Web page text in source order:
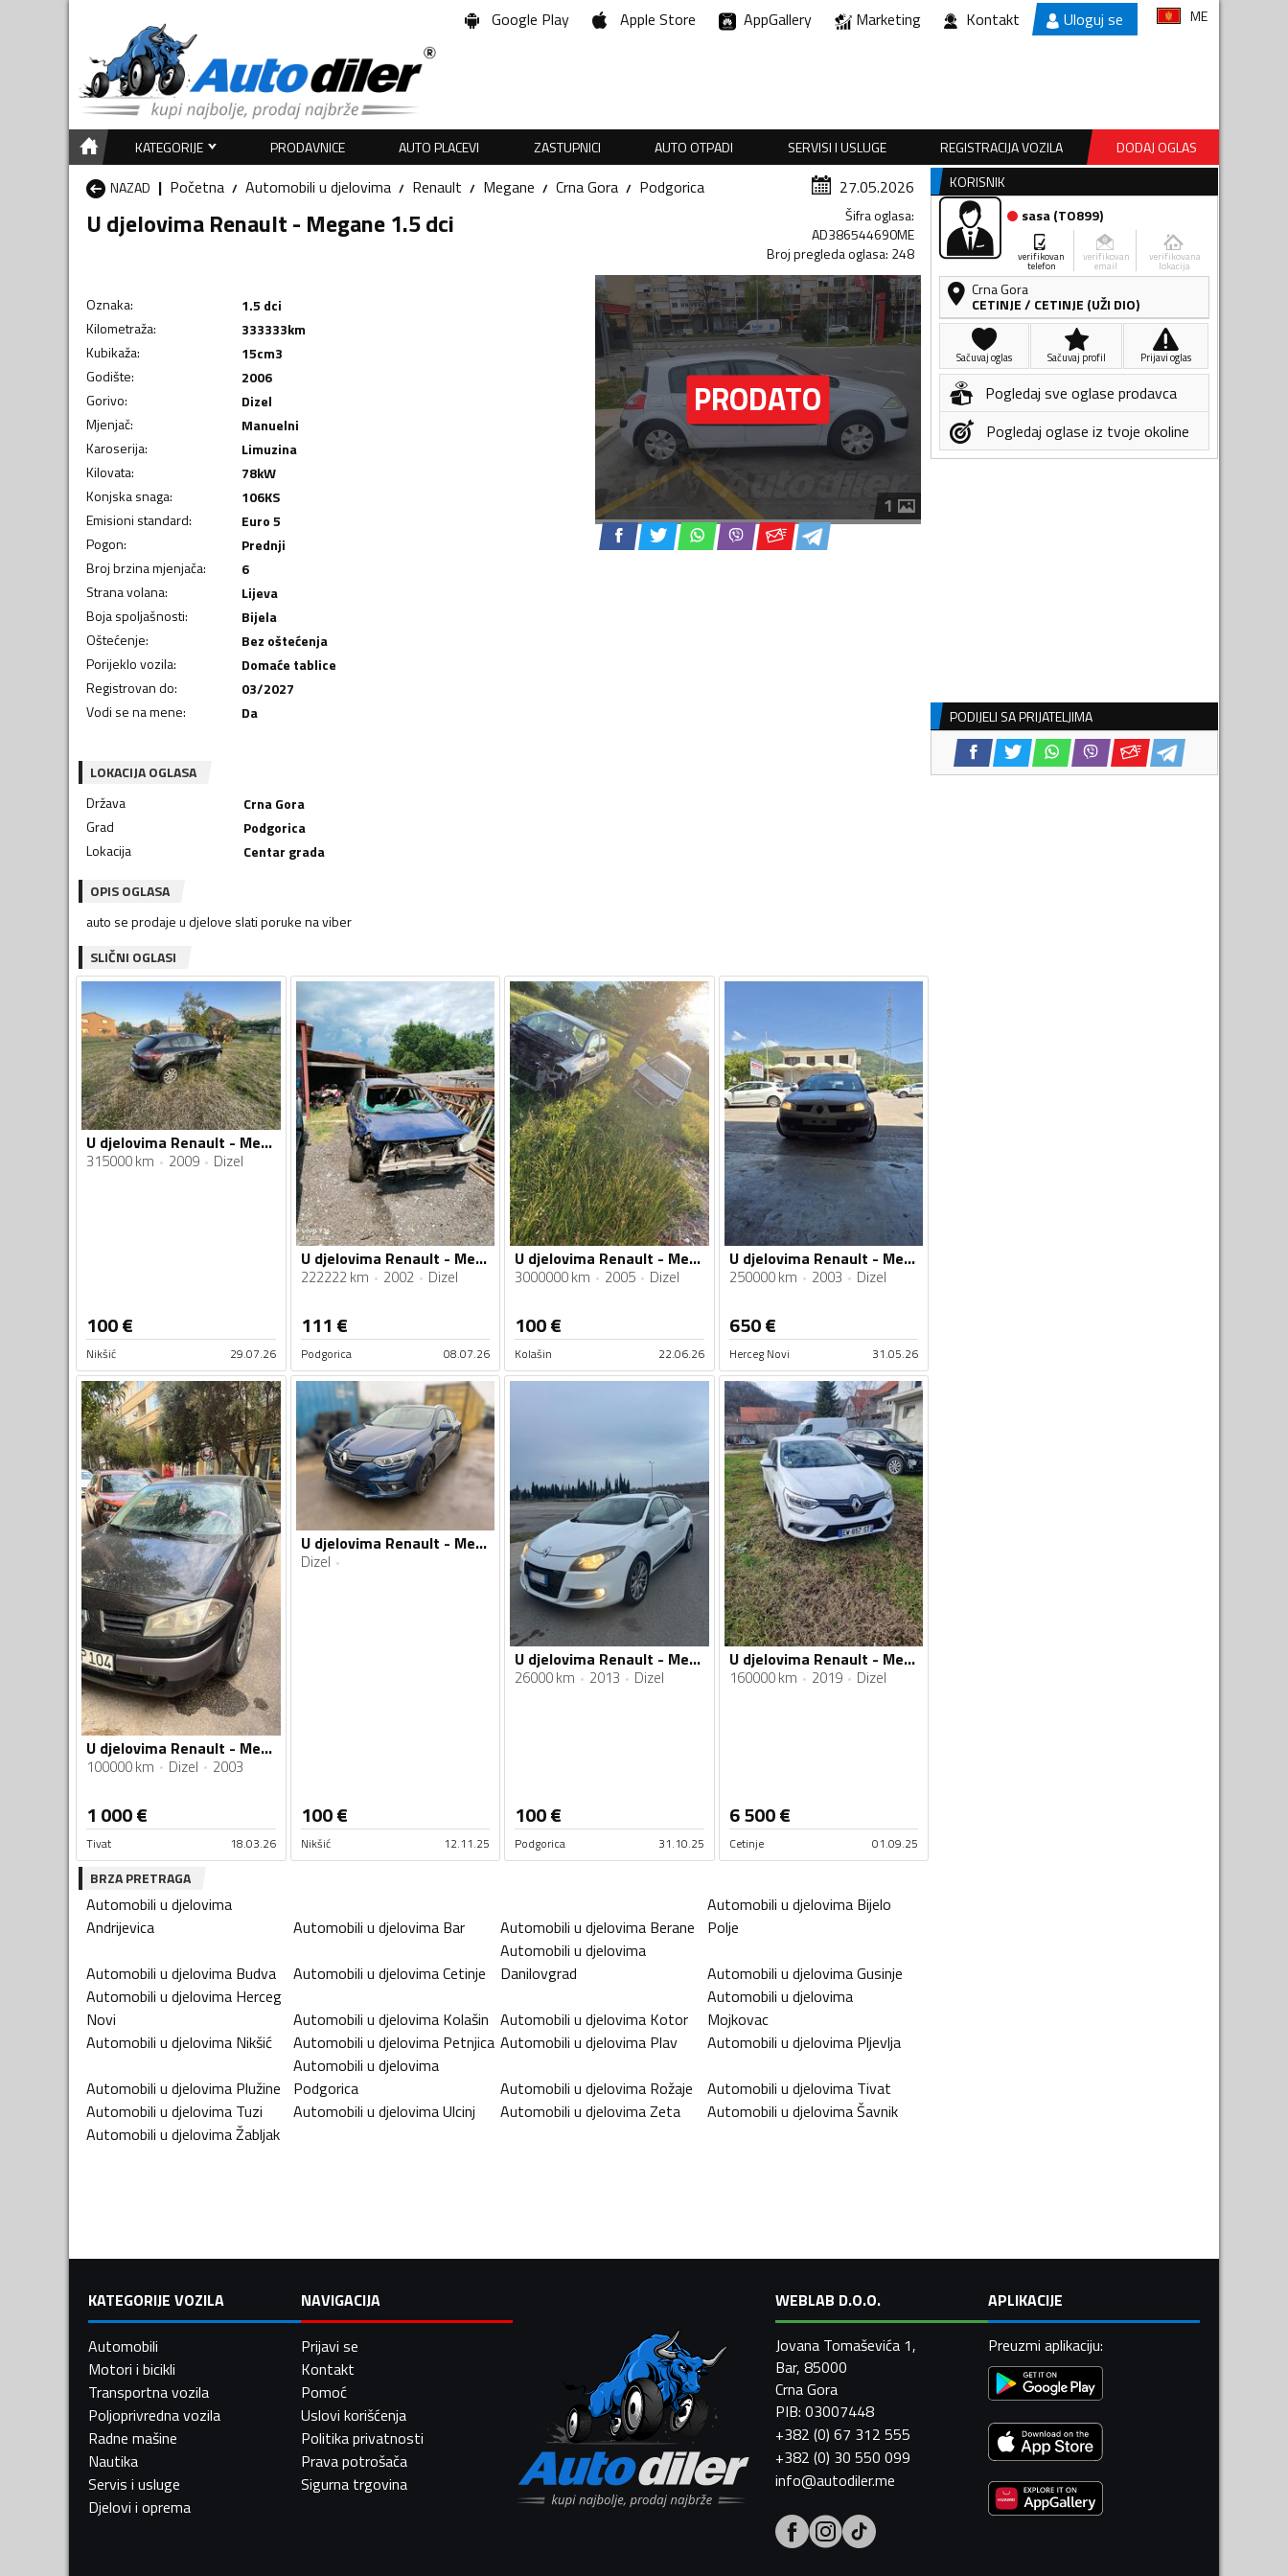
Google Play Apple Store AppGallery Marketing Kontakt Uloguj se ME
KATEGORIJE PRODAVNICE AUTO PLACEVI ZASTUPNICI AUTO OTPADI SERVISI I USLUGE REGISTRACIJA VOZILA
DODAJ OGLAS
NAZAD
Početna Automobili u djelovima Renault Megane Crna Gora Podgorica 27.05.2026
U djelovima Renault - Megane 1.5 dci Šifra oglasa:
AD386544690ME
Broj pregleda oglasa: 248
Oznaka:
1.5 dci
Kilometraža: 333333km
Kubikaža: 15cm3
Godište:
2006
Gorivo:
Dizel
Mjenjač:
Manuelni
Karoserija:
Limuzina
Kilovata: 78kW
Konjska snaga: 106KS
Emisioni standard:
Euro 5
Pogon:
Prednji
Broj brzina mjenjača:
6
Strana volana:
Lijeva
Boja spoljašnosti:
Bijela
Oštećenje:
Bez oštećenja
Porijeklo vozila:
Domaće tablice
Registrovan do:
03/2027
Vodi se na mene: Da
1
LOKACIJA OGLASA
Država
Crna Gora
Grad
Podgorica
Lokacija
Centar grada
OPIS OGLASA
auto se prodaje u djelove slati poruke na viber
SLIČNI OGLASI
U djelovima Renault - Megane 1.5dci
315000 km 2009 Dizel
100€
Nikšić 29.07.26
U djelovima Renault - Megane 1.5dci
222222 km 2002 Dizel
111 €
Podgorica 08.07.26
U djelovima Renault - Megane 1.5
3000000 km 2005 Dizel
100€
Kolašin 22.06.26
U djelovima Renault - Megane 1.5
250000 km 2003 Dizel
650€
Herceg Novi 31.05.26
U djelovima Renault - Megane 1.5 DCI
100000 km Dizel 2003
1 000€
Tivat 18.03.26
U djelovima Renault - Megane
Dizel
100€
Nikšić 12.11.25
U djelovima Renault - Megane 1.5 DCI
26000 km 2013 Dizel
100€
Podgorica 31.10.25
U djelovima Renault - Megane 1.5 DCI
160000 km 2019 Dizel
6 500€
Cetinje 01.09.25
BRZA PRETRAGA
Automobili u djelovima
Andrijevica
Automobili u djelovima Bar Automobili u djelovima Berane
Automobili u djelovima Bijelo
Polje
Automobili u djelovima Budva Automobili u djelovimaCetinje
Automobili u djelovima
Danilovgrad
Automobili u djelovimaGusinje
Automobili u djelovima Herceg
Novi
Automobili u djelovima Kolašin Automobili u djelovima Kotor
Automobili u djelovima
Mojkovac
Automobili u djelovima Nikšić Automobili u djelovima Petnjica Automobili u djelovima Plav Automobili u djelovima Pljevlja
Automobili u djelovima Plužine
Automobili u djelovima
Podgorica
Automobili u djelovima Rožaje Automobili u djelovima Tivat
Automobili u djelovima Tuzi Automobili u djelovimaUlcinj Automobili u djelovimaZeta Automobili u djelovimaŠavnik
Automobili u djelovimaŽabljak
KORISNIK
sasa(TO899)
verifikovan
telefon
verifikovan
email
verifikovana
lokacija
Crna Gora
CETINJE/ CETINJE (UŽI DIO)
Sačuvaj oglas Sačuvaj profil Prijavi oglas
Pogledaj sve oglase prodavca
Pogledaj oglase iz tvoje okoline
PODIJELI SA PRIJATELJIMA
KATEGORIJE VOZILA
Automobili
Motori i bicikli
Transportna vozila
Poljoprivredna vozila
Radne mašine
Nautika
Servis i usluge
Djelovi i oprema
NAVIGACIJA
Prijavi se
Kontakt
Pomoć
Uslovi korišćenja
Politika privatnosti
Prava potrošača
Sigurna trgovina
WEBLAB D.O.O.
Jovana Tomaševića 1,
Bar, 85000
Crna Gora
PIB: 03007448
+382 (0) 67 312 555
+382 (0) 30 550 099
info@autodiler.me
APLIKACIJE
Preuzmi aplikaciju: